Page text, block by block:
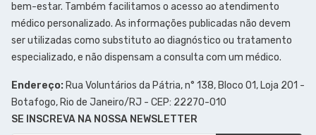
bem-estar. Também facilitamos o acesso ao atendimento
médico personalizado. As informações publicadas não devem
ser utilizadas como substituto ao diagnóstico ou tratamento
especializado, e não dispensam a consulta com um médico.
Endereço: Rua Voluntários da Pátria, n° 138, Bloco 01, Loja 201 -
Botafogo, Rio de Janeiro/RJ - CEP: 22270-010
SE INSCREVA NA NOSSA NEWSLETTER